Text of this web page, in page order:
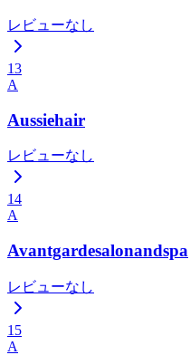
レビューなし
13
A
Aussiehair
レビューなし
14
A
Avantgardesalonandspa
レビューなし
15
A